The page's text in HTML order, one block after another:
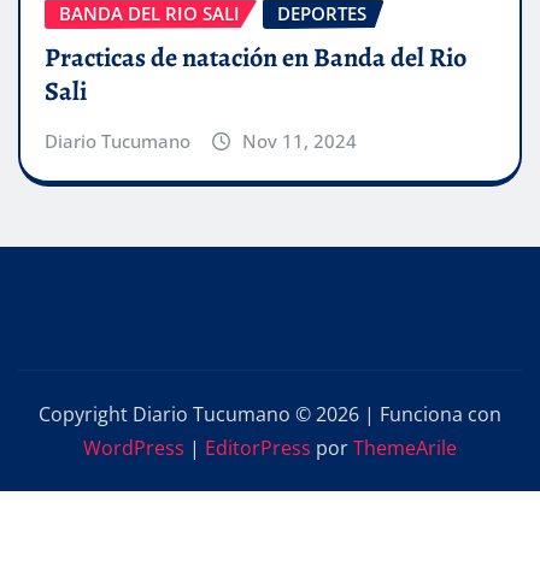
BANDA DEL RIO SALI DEPORTES
Practicas de natación en Banda del Rio
Sali
Diario Tucumano Nov 11, 2024
Copyright Diario Tucumano © 2026 | Funciona con
WordPress | EditorPress porThemeArile